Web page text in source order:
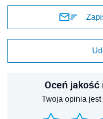
Oceń jakość
Twoja opinia